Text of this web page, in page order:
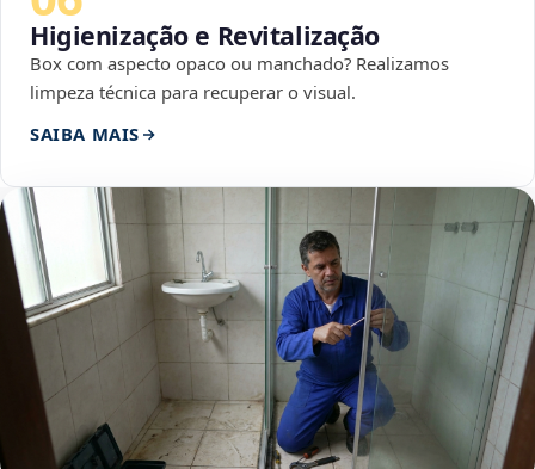
Higienização e Revitalização
Box com aspecto opaco ou manchado? Realizamos
limpeza técnica para recuperar o visual.
SAIBA MAIS